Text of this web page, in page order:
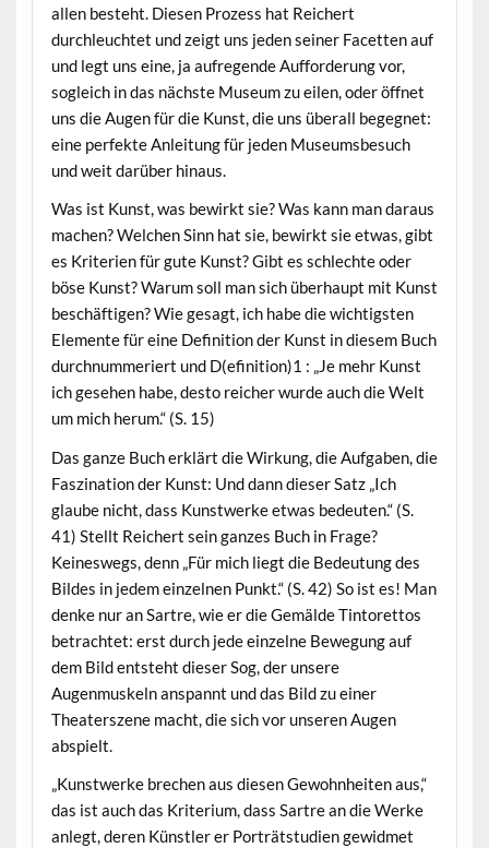
allen besteht. Diesen Prozess hat Reichert
durchleuchtet und zeigt uns jeden seiner Facetten auf
und legt uns eine, ja aufregende Aufforderung vor,
sogleich in das nächste Museum zu eilen, oder öffnet
uns die Augen für die Kunst, die uns überall begegnet:
eine perfekte Anleitung für jeden Museumsbesuch
und weit darüber hinaus.
Was ist Kunst, was bewirkt sie? Was kann man daraus
machen? Welchen Sinn hat sie, bewirkt sie etwas, gibt
es Kriterien für gute Kunst? Gibt es schlechte oder
böse Kunst? Warum soll man sich überhaupt mit Kunst
beschäftigen? Wie gesagt, ich habe die wichtigsten
Elemente für eine Definition der Kunst in diesem Buch
durchnummeriert und D(efinition)1 : „Je mehr Kunst
ich gesehen habe, desto reicher wurde auch die Welt
um mich herum.“ (S. 15)
Das ganze Buch erklärt die Wirkung, die Aufgaben, die
Faszination der Kunst: Und dann dieser Satz „Ich
glaube nicht, dass Kunstwerke etwas bedeuten.“ (S.
41) Stellt Reichert sein ganzes Buch in Frage?
Keineswegs, denn „Für mich liegt die Bedeutung des
Bildes in jedem einzelnen Punkt.“ (S. 42) So ist es! Man
denke nur an Sartre, wie er die Gemälde Tintorettos
betrachtet: erst durch jede einzelne Bewegung auf
dem Bild entsteht dieser Sog, der unsere
Augenmuskeln anspannt und das Bild zu einer
Theaterszene macht, die sich vor unseren Augen
abspielt.
„Kunstwerke brechen aus diesen Gewohnheiten aus,“
das ist auch das Kriterium, dass Sartre an die Werke
anlegt, deren Künstler er Porträtstudien gewidmet